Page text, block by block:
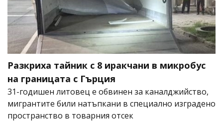
Разкриха тайник с 8 иракчани в микробус
на границата с Гърция
31-годишен литовец е обвинен за каналджийство,
мигрантите били натъпкани в специално изградено
пространство в товарния отсек